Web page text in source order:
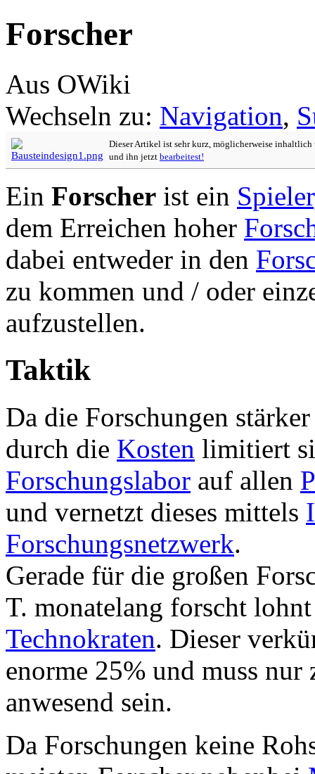
Forscher
Aus OWiki
Wechseln zu: Navigation,
Dieser Artikel ist sehr kurz, möglicherweise
und ihn jetzt bearbeitest!
Ein Forscher ist ein Spieler
dem Erreichen hoher
dabei entweder in den
zu kommen und / oder
aufzustellen.
Taktik
Da die Forschungen
durch die Kosten limitiert
Forschungslabor auf allen
und vernetzt dieses mittels
Forschungsnetzwerk.
Gerade für die großen
T. monatelang forscht
Technokraten. Dieser
enorme 25% und muss
anwesend sein.
Da Forschungen keine